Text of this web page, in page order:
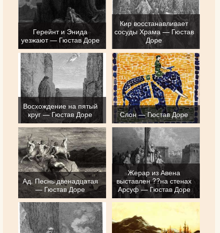
Герейнт и Энида
уезжают — Гюстав Доре
Кир восстанавливает
сосуды Храма — Гюстав
Доре
Восхождение на пятый
круг — Гюстав Доре
Слон — Гюстав Доре
Ад. Песнь двенадцатая
— Гюстав Доре
Жерар из Авена
выставлен ??на стенах
Арсуф — Гюстав Доре